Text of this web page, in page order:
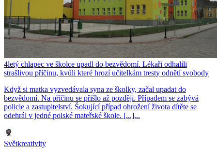
4letý chlapec ve školce upadl do bezvědomí. Lékaři odhalili
strašlivou příčinu, kvůli které hrozí učitelkám tresty odnětí svobody
Když si matka vyzvedávala syna ze školky, začal upadat do
bezvědomí. Na příčinu se přišlo až později. Případem se zabývá
policie a zastupitelství. Šokující případ ohrožení života dítěte se
odehrál v jedné polské mateřské škole. [...]...
Světkreativity